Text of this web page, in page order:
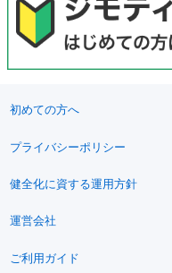
初めての方へ
プライバシーポリシー
健全化に資する運用方針
運営会社
ご利用ガイド